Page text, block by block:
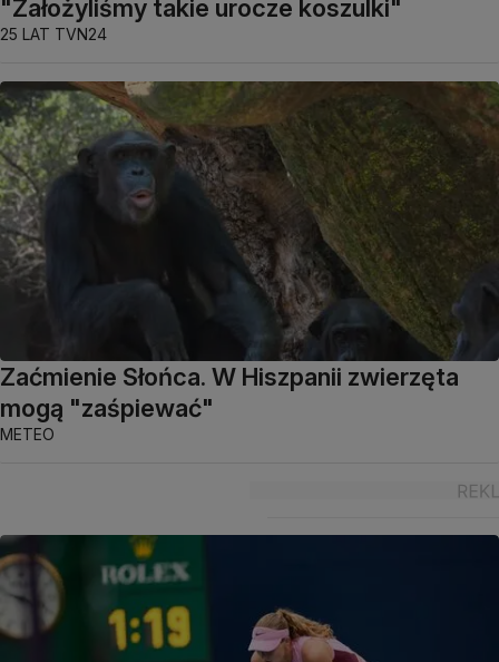
"Założyliśmy takie urocze koszulki"
25 LAT TVN24
Zaćmienie Słońca. W Hiszpanii zwierzęta
mogą "zaśpiewać"
METEO